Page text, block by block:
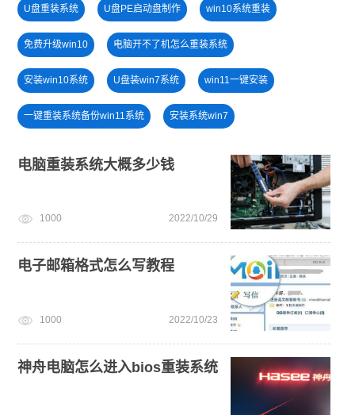
U盘重装系统 U盘PE启动盘制作 win10系统重装
免费升级win10 电脑开不了机怎么重装系统
安装win10系统 U盘装win7系统 win11一键安装
一键重装系统备份win11系统 安装系统win7
笔记本蓝屏怎么重装系统
戴尔一键重装系统教育版 电脑死机卡顿 win10升级win11
win11正式版
电脑重装系统大概多少钱
1000 2022/10/29
电子邮箱格式怎么写教程
1000 2022/10/23
神舟电脑怎么进入bios重装系统